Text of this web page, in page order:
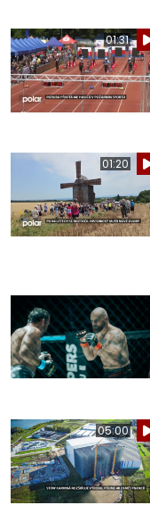
01:31
01:20
05:00